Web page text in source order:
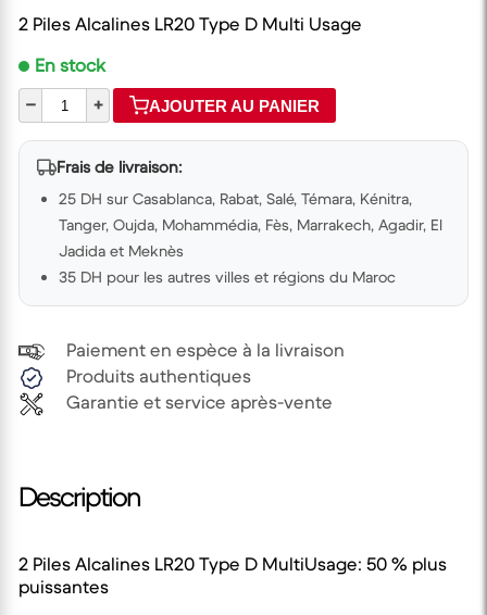
2 Piles Alcalines LR20 Type D Multi Usage
En stock
–
+ AJOUTER AU PANIER
Frais de livraison:
25 DH sur Casablanca, Rabat, Salé, Témara, Kénitra,
Tanger, Oujda, Mohammédia, Fès, Marrakech, Agadir, El
Jadida et Meknès
35 DH pour les autres villes et régions du Maroc
Paiement en espèce à la livraison
Produits authentiques
Garantie et service après-vente
Description
2 Piles Alcalines LR20 Type D MultiUsage: 50 % plus
puissantes